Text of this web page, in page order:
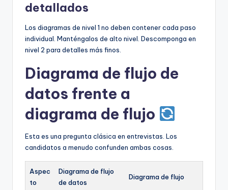
detallados
Los diagramas de nivel 1 no deben contener cada paso
individual. Manténgalos de alto nivel. Descomponga en
nivel 2 para detalles más finos.
Diagrama de flujo de
datos frente a
diagrama de flujo
Esta es una pregunta clásica en entrevistas. Los
candidatos a menudo confunden ambas cosas.
Aspec
to
Diagrama de flujo
de datos
Diagrama de flujo